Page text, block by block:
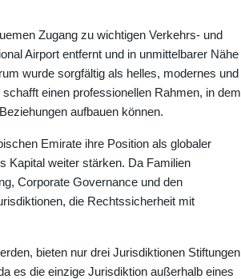
Zugang zu wichtigen Verkehrs- und
Airport entfernt und in unmittelbarer Nähe
wurde sorgfältig als helles, modernes und
einen professionellen Rahmen, in dem
aufbauen können.
Emirate ihre Position als globaler
Kapital weiter stärken. Da Familien
Corporate Governance und den
die Rechtssicherheit mit
bieten nur drei Jurisdiktionen Stiftungen
es die einzige Jurisdiktion außerhalb eines